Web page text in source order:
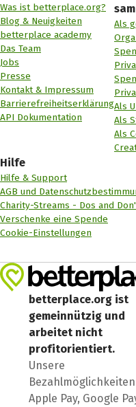
Was ist betterplace.org?
Blog & Neuigkeiten
betterplace academy
Das Team
Jobs
Presse
Kontakt & Impressum
Barrierefreiheitserklärung
API Dokumentation
Als
Als
Als
Als
Hilfe
Hilfe & Support
AGB und
Charity-Streams - Dos and
Verschenke eine Spende
Cookie-Einstellungen
betterplace.org ist
gemeinnützig und
arbeitet nicht
profitorientiert.
Unsere
Apple Pay, Google